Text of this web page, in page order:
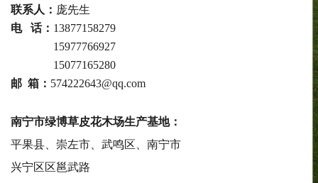
联系人： 庞先生
电 话： 13877158279
15977766927
15077165280
邮 箱： 574222643@qq.com
南宁市绿博草皮花木场生产基地：
平果县、崇左市、武鸣区、南宁市
兴宁区区邕武路